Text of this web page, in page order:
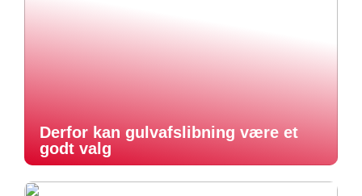
Derfor kan gulvafslibning være et
godt valg